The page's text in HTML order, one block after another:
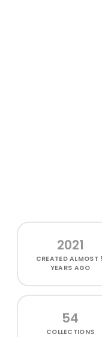
2021
CREATEDALMOST
YEARS AGO
54
COLLECTIONS